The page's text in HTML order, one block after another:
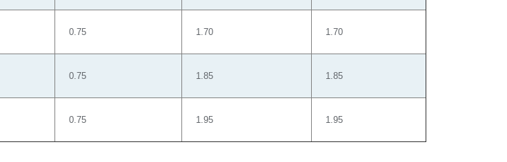
0.75 1.70 1.70
0.75 1.85 1.85
0.75 1.95 1.95